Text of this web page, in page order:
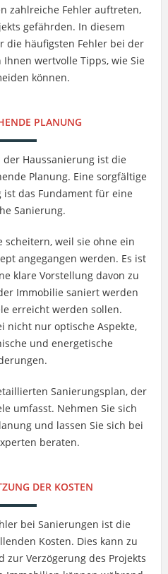
zahlreiche Fehler auftreten,
gefährden. In diesem
die häufigsten Fehler bei der
wertvolle Tipps, wie Sie
können.
PLANUNG
Haussanierung ist die
Planung. Eine sorgfältige
das Fundament für eine
Sanierung.
scheitern, weil sie ohne ein
angegangen werden. Es ist
klare Vorstellung davon zu
Immobilie saniert werden
erreicht werden sollen.
nicht nur optische Aspekte,
und energetische
Sanierungsplan, der
umfasst. Nehmen Sie sich
und lassen Sie sich bei
beraten.
DER KOSTEN
bei Sanierungen ist die
Kosten. Dies kann zu
zur Verzögerung des Projekts